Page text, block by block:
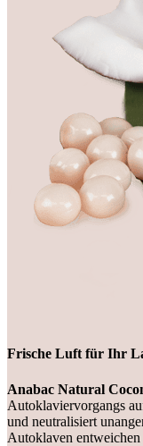
Frische Luft für Ihr
Anabac Natural
Autoklaviervorgangs
und neutralisiert
Autoklaven entweichen